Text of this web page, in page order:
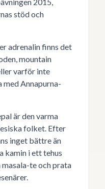
stöd och
adrenalin finns det
mountain
varför inte
Annapurna-
är den varma
folket. Efter
inget bättre än
kamin i ett tehus
te och prata